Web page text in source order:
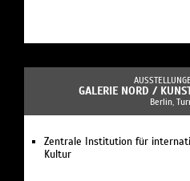
GALERIE NORD /
Berlin,
Zentrale Institution für
Kultur